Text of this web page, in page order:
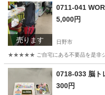
東京 日野市
売ります
0711-041
5,000円
日野市
★★★★★ ご自宅にある不要品を是非ジ
東京 日野市
0718-033 脳ト
300円